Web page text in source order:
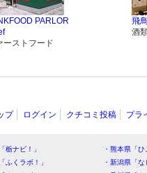
PARLOR
ーストフード
飛
酒
プ ログイン クチコミ投稿 プラ
栃ナビ！」
・熊本県「
ふくラボ！」
・新潟県「